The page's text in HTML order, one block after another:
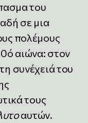
του
σε μια
πολέμους
αιώνα: στον
συνέχειά του
τους
αυτών.